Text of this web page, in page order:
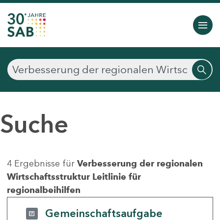
Suche
4 Ergebnisse für Verbesserung der regionalen
Wirtschaftsstruktur Leitlinie für
regionalbeihilfen
Gemeinschaftsaufgabe